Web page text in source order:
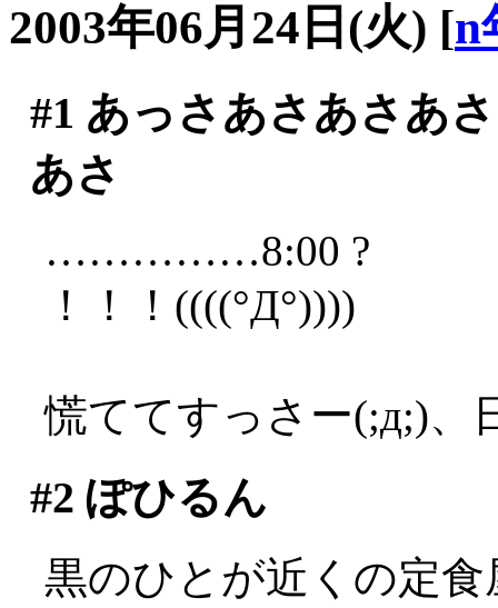
2003年06月24日(火) [n
#1 あっさあさあさあ
あさ
……………8:00 ?
！！！((((°Д°))))
慌ててすっさー(;д;)、
#2 ぽひるん
黒のひとが近くの定